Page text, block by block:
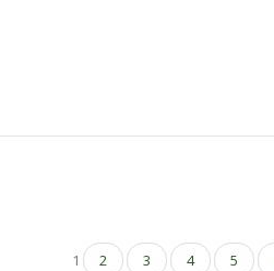
1 2 3 4 5